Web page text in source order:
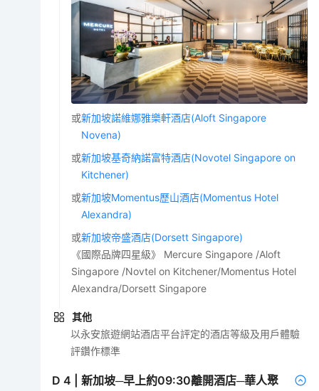
或新加坡諾維娜雅樂軒酒店(Aloft Singapore
Novena)
或新加坡基奇納諾富特酒店(Novotel Singapore on
Kitchener)
或新加坡Momentus歷山酒店(Momentus Hotel
Alexandra)
或新加坡帝盛酒店(Dorsett Singapore)
《國際品牌四星級》 Mercure Singapore /Aloft
Singapore /Novtel on Kitchener/Momentus Hotel
Alexandra/Dorsett Singapore
其他
以永安旅遊網站酒店平台評定的酒店等級及用戶體驗
評鑽作標準
D4 |新加坡─早上約09:30離開酒店─華人聚